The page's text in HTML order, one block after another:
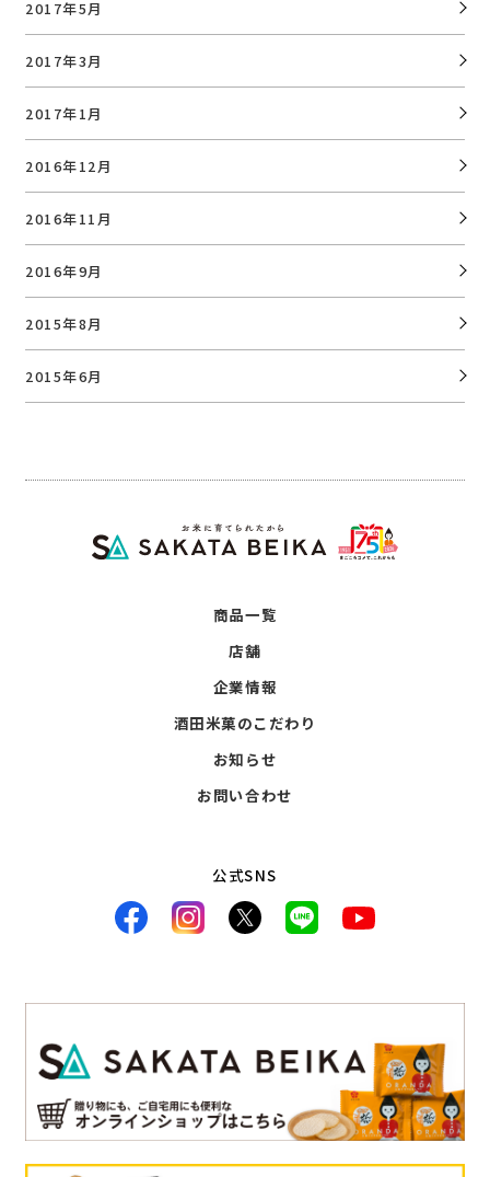
2017年5月
2017年3月
2017年1月
2016年12月
2016年11月
2016年9月
2015年8月
2015年6月
商品一覧
店舗
企業情報
酒田米菓のこだわり
お知らせ
お問い合わせ
公式SNS